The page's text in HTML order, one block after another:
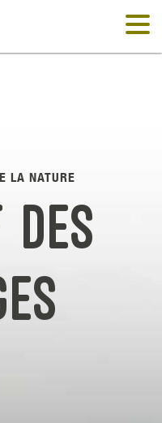
LA NATURE
des